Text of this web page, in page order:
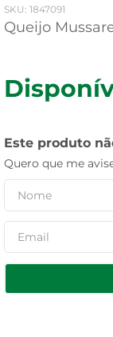
: 1847091
Queijo
Este produto
Quero que me